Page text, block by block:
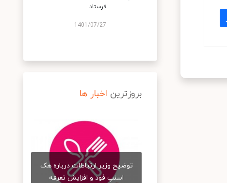
فرستاد
1401/07/27
بروزترین اخبار ها
توضیح وزیر ارتباطات درباره هک
اسنپ‌ فود و افزایش تعرفه